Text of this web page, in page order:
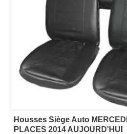
Housses Siège Auto
PLACES 2014 AUJOURD'HUI